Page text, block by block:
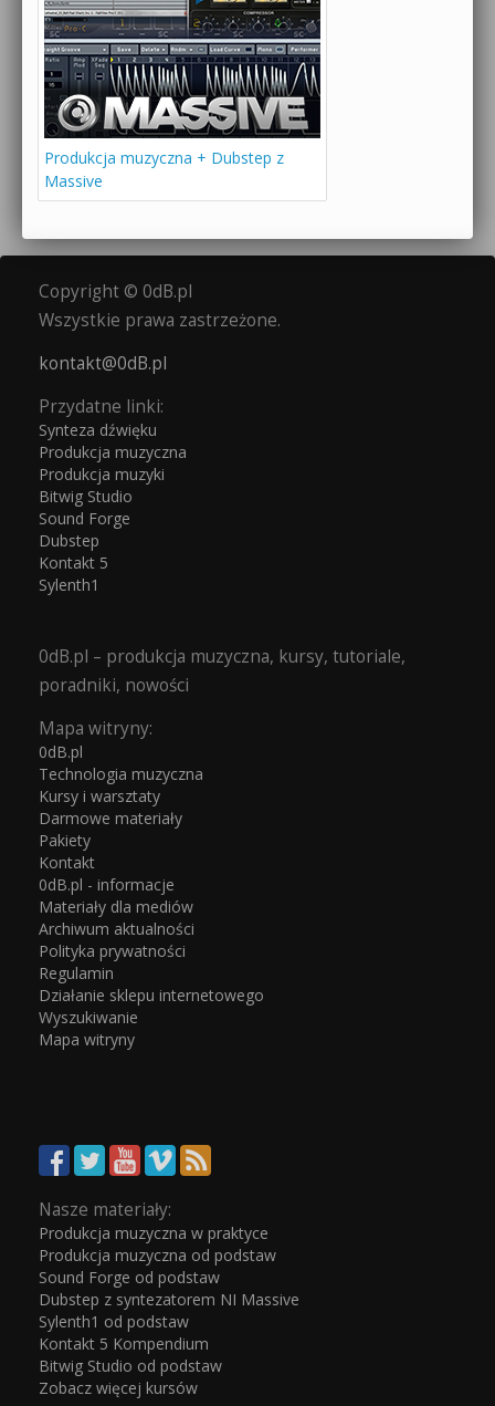
Produkcja muzyczna + Dubstep z
Massive
Copyright © 0dB.pl
Wszystkie prawa zastrzeżone.
kontakt@0dB.pl
Przydatne linki:
Synteza dźwięku
Produkcja muzyczna
Produkcja muzyki
Bitwig Studio
Sound Forge
Dubstep
Kontakt 5
Sylenth1
0dB.pl – produkcja muzyczna, kursy, tutoriale,
poradniki, nowości
Mapa witryny:
0dB.pl
Technologia muzyczna
Kursy i warsztaty
Darmowe materiały
Pakiety
Kontakt
0dB.pl - informacje
Materiały dla mediów
Archiwum aktualności
Polityka prywatności
Regulamin
Działanie sklepu internetowego
Wyszukiwanie
Mapa witryny
Nasze materiały:
Produkcja muzyczna w praktyce
Produkcja muzyczna od podstaw
Sound Forge od podstaw
Dubstep z syntezatorem NI Massive
Sylenth1 od podstaw
Kontakt 5 Kompendium
Bitwig Studio od podstaw
Zobacz więcej kursów